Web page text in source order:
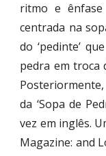
ritmo e
centrada na
do ‘pedinte’
pedra em troca
da ‘Sopa de
vez em inglês.
Magazine: and